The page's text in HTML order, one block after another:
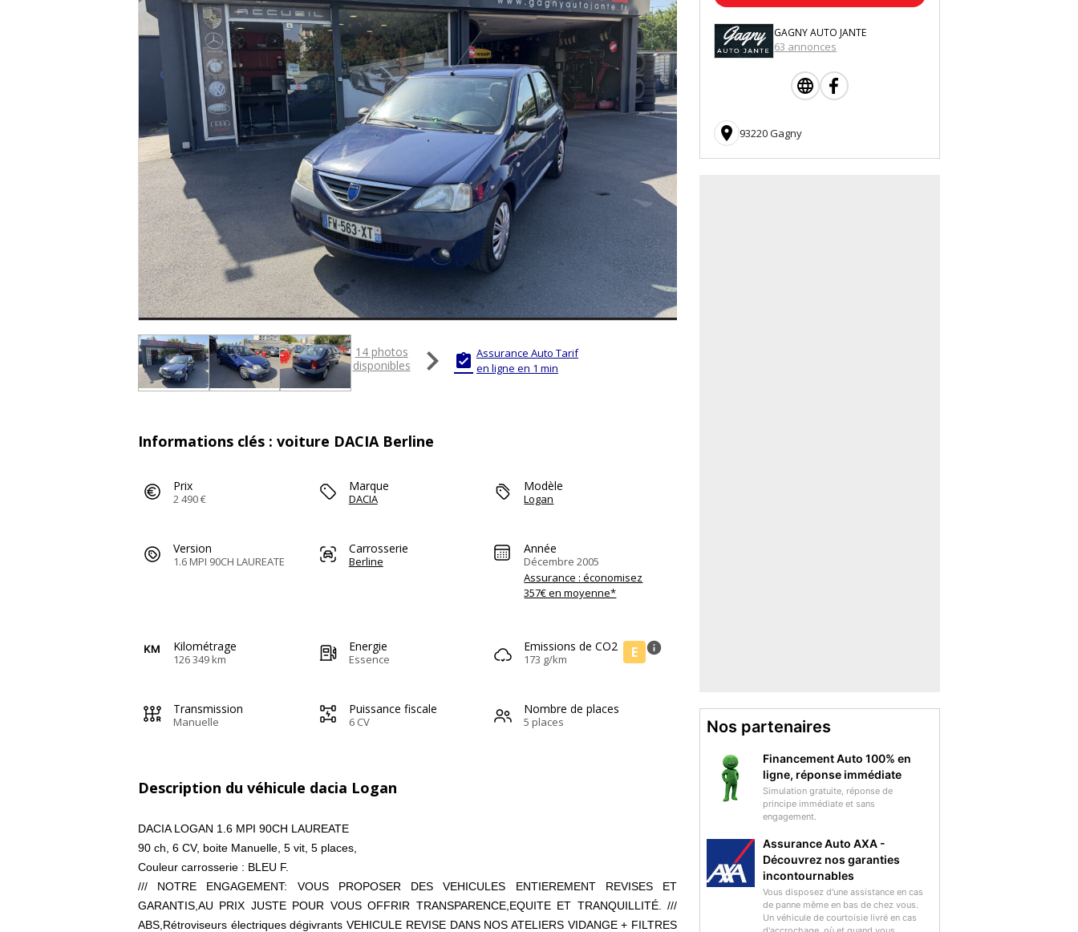
14 photos
disponibles
  Assurance Auto Tarif
en ligne en 1 min
Informations clés : voiture DACIA Berline
Prix
2 490 €
Marque
DACIA
Modèle
Logan
Version
1.6 MPI 90CH LAUREATE
Carrosserie
Berline
Année
Décembre 2005
Assurance : économisez
357€ en moyenne*
Kilométrage
126 349 km
Energie
Essence
Emissions de CO2
173 g/km E info
Transmission
Manuelle
Puissance fiscale
6 CV
Nombre de places
5 places
Description du véhicule dacia Logan
DACIA LOGAN 1.6 MPI 90CH LAUREATE
90 ch, 6 CV, boite Manuelle, 5 vit, 5 places,
Couleur carrosserie : BLEU F.
/// NOTRE ENGAGEMENT: VOUS PROPOSER DES VEHICULES ENTIEREMENT REVISES ET
GARANTIS,AU PRIX JUSTE POUR VOUS OFFRIR TRANSPARENCE,EQUITE ET TRANQUILLITÉ. ///
ABS,Rétroviseurs électriques dégivrants VEHICULE REVISE DANS NOS ATELIERS VIDANGE + FILTRES
GAGNY AUTO JANTE
63 annonces
 93220 Gagny
Nos partenaires
Financement Auto 100% en
ligne, réponse immédiate
Simulation gratuite, réponse de
principe immédiate et sans
engagement.
Assurance Auto AXA -
Découvrez nos garanties
incontournables
Vous disposez d'une assistance en cas
de panne même en bas de chez vous.
Un véhicule de courtoisie livré en cas